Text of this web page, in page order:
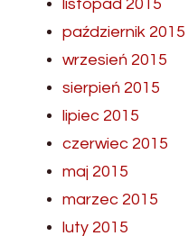
listopad 2015
październik 2015
wrzesień 2015
sierpień 2015
lipiec 2015
czerwiec 2015
maj 2015
marzec 2015
luty 2015